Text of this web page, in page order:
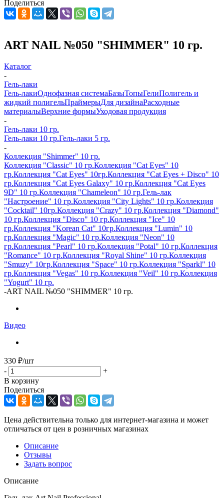
Поделиться
ART NAIL №050 "SHIMMER" 10 гр.
Каталог
-
Гель-лаки
Гель-лакиОднофазная системаБазыТопыГелиПолигель и
жидкий полигельПраймерыДля дизайнаРасходные
материалыВерхние формыУходовая продукция
-
Гель-лаки 10 гр.
Гель-лаки 10 гр.Гель-лаки 5 гр.
-
Коллекция "Shimmer" 10 гр.
Коллекция "Classic" 10 гр.Коллекция "Cat Eyes" 10
гр.Коллекция "Cat Eyes" 10гр.Коллекция "Cat Eyes + Disco" 10
гр.Коллекция "Cat Eyes Galaxy" 10 гр.Коллекция "Cat Eyes
9D" 10 гр.Коллекция "Chameleon" 10 гр.Гель-лак
"Настроение" 10 гр.Коллекция "City Lights" 10 гр.Коллекция
"Cocktail" 10гр.Коллекция "Crazy" 10 гр.Коллекция "Diamond"
10 гр.Коллекция "Disco" 10 гр.Коллекция "Ice" 10
гр.Коллекция "Korean Cat" 10гр.Коллекция "Lumin" 10
гр.Коллекция "Magic" 10 гр.Коллекция "Neon" 10
гр.Коллекция "Pearl" 10 гр.Коллекция "Potal" 10 гр.Коллекция
"Romance" 10 гр.Коллекция "Royal Shine" 10 гр.Коллекция
"Smuzy" 10гр.Коллекция "Space" 10 гр.Коллекция "Sparkl" 10
гр.Коллекция "Vegas" 10 гр.Коллекция "Veil" 10 гр.Коллекция
"Yogurt" 10 гр.
-ART NAIL №050 "SHIMMER" 10 гр.
Видео
330 ₽/шт
-
+
В корзину
Поделиться
Цена действительна только для интернет-магазина и может
отличаться от цен в розничных магазинах
Описание
Отзывы
Задать вопрос
Описание